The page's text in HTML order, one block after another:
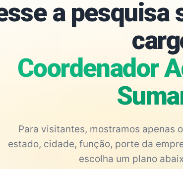
a pesquisa
Coordenador
Para visitantes, mostramos apenas
estado, cidade, função, porte da
escolha um plano